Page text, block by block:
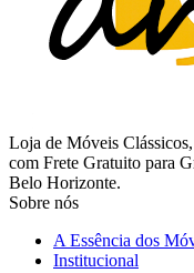
Loja de Móveis
com Frete Gratuito para
Belo Horizonte.
Sobre nós
A Essência dos
Institucional